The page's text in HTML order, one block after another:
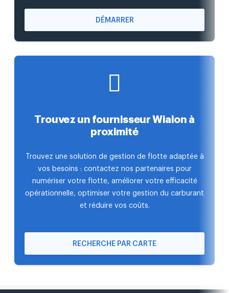
DÉMARRER
Trouvez un fournisseur Wialon à
proximité
Trouvez une solution de gestion de flotte adaptée à
vos besoins : contactez nos partenaires pour
numériser votre flotte, améliorer votre efficacité
opérationnelle, optimiser votre gestion du carburant
et réduire vos coûts.
RECHERCHE PAR CARTE